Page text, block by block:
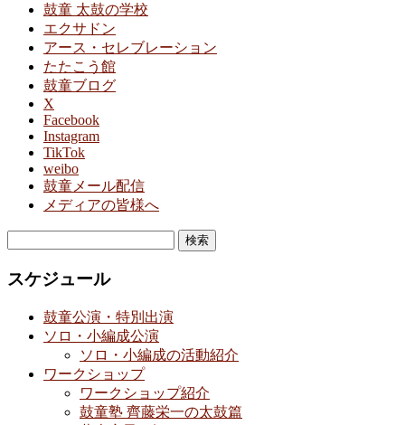
鼓童 太鼓の学校
エクサドン
アース・セレブレーション
たたこう館
鼓童ブログ
X
Facebook
Instagram
TikTok
weibo
鼓童メール配信
メディアの皆様へ
スケジュール
鼓童公演・特別出演
ソロ・小編成公演
ソロ・小編成の活動紹介
ワークショップ
ワークショップ紹介
鼓童塾 齊藤栄一の太鼓篇